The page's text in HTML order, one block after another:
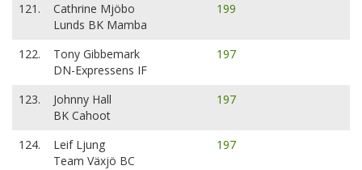
121.
Cathrine Mjöbo
Lunds BK Mamba
199
122.
Tony Gibbemark
DN-Expressens IF
197
123.
Johnny Hall
BK Cahoot
197
124.
Leif Ljung
Team Växjö BC
197